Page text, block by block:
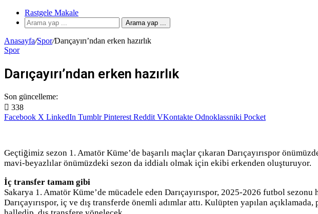
Rastgele Makale
Arama yap ...
Anasayfa/Spor/Darıçayırı’ndan erken hazırlık
Spor
Darıçayırı’ndan erken hazırlık
Son güncelleme:
338
Facebook X LinkedIn Tumblr Pinterest Reddit VKontakte Odnoklassniki Pocket
Geçtiğimiz sezon 1. Amatör Küme’de başarılı maçlar çıkaran Darıçayırıspor
mavi-beyazlılar önümüzdeki sezon da iddialı olmak için ekibi erkenden oluşturuyor.
İç transfer tamam gibi
Sakarya 1. Amatör Küme’de mücadele eden Darıçayırıspor, 2025-2026 futbol
Darıçayırıspor, iç ve dış transferde önemli adımlar attı. Kulüpten yapılan